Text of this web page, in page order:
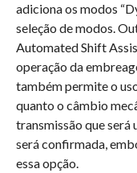
adiciona os modos
seleção de modos.
Automated Shift
operação da
também permite o
quanto o câmbio
transmissão que será
será confirmada,
essa opção.